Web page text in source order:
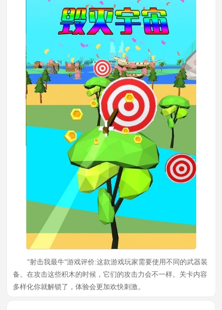
"射击我最牛"游戏评价:这款游戏玩家需要使用不同的武器装
备。在攻击这些积木的时候，它们的攻击力会不一样。关卡内容
多样化你就解锁了，体验会更加欢快刺激。